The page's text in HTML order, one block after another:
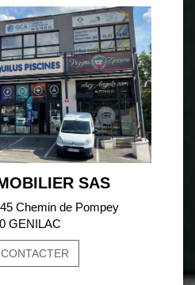
SAS
Chemin de Pompey
GENILAC